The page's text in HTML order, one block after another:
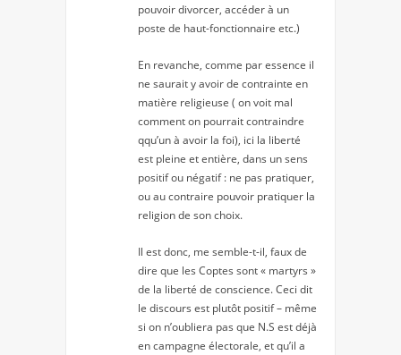
pouvoir divorcer, accéder à un
poste de haut-fonctionnaire etc.)
En revanche, comme par essence il
ne saurait y avoir de contrainte en
matière religieuse ( on voit mal
comment on pourrait contraindre
qqu’un à avoir la foi), ici la liberté
est pleine et entière, dans un sens
positif ou négatif : ne pas pratiquer,
ou au contraire pouvoir pratiquer la
religion de son choix.
Il est donc, me semble-t-il, faux de
dire que les Coptes sont « martyrs »
de la liberté de conscience. Ceci dit
le discours est plutôt positif – même
si on n’oubliera pas que N.S est déjà
en campagne électorale, et qu’il a